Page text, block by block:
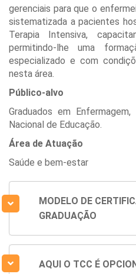
gerenciais para que o
sistematizada a pacientes
Terapia Intensiva,
permitindo-lhe uma
especializado e com
nesta área.
Público-alvo
Graduados em
Nacional de Educação.
Área de Atuação
Saúde e bem-estar
MODELO DE
GRADUAÇÃO
AQUI O TCC É